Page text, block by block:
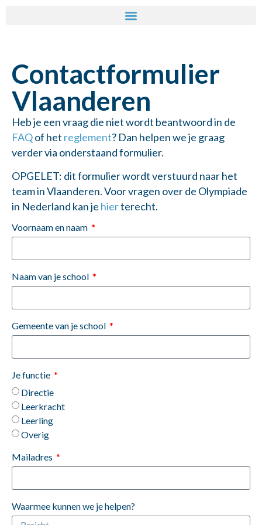
Contactformulier
Vlaanderen
Heb je een vraag die niet wordt beantwoord in de
FAQof het reglement? Dan helpen we je graag
verder via onderstaand formulier.
OPGELET: dit formulier wordt verstuurd naar het
team in Vlaanderen. Voor vragen over de Olympiade
in Nederland kan je hierterecht.
Voornaam en naam
Naam van je school
Gemeente van je school
Je functie
Directie
Leerkracht
Leerling
Overig
Mailadres
Waarmee kunnen we je helpen?